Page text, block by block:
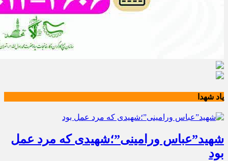
یاد شهدا
شهید”عباس ورامینی”؛شهیدی که مرد عمل
بود